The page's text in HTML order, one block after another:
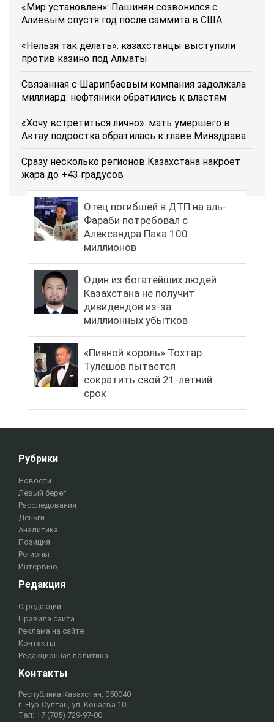
«Мир установлен»: Пашинян созвонился с
Алиевым спустя год после саммита в США
«Нельзя так делать»: казахстанцы выступили
против казино под Алматы
Связанная с Шарипбаевым компания задолжала
миллиард: нефтяники обратились к властям
«Хочу встретиться лично»: мать умершего в
Актау подростка обратилась к главе Минздрава
Сразу несколько регионов Казахстана накроет
жара до +43 градусов
Отец погибшей в ДТП на аль-
Фараби потребовал с
Александра Пака 100
миллионов
Один из богатейших людей
Казахстана не получит
дивидендов из-за
миллионных убытков
«Пивной король» Тохтар
Тулешов пытается
сократить свой 21-летний
срок
Рубрики
Новости
Левый берег
Расследования
Деньги
Аналитика
Позиция
Регионы
Интервью
Редакция
О редакции
Правила сайта
Реклама на сайте
Контакты
Редакционная политика
Контакты
Республика Казахстан, 050040
г. Нур-Султан, ул. Конаева 10
Тел: +7 (705) 729-97-00